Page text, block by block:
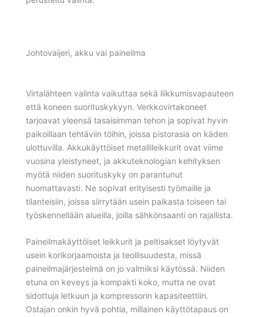
Johtovaijeri, akku vai paineilma
Virtalähteen valinta vaikuttaa sekä liikkumisvapauteen
että koneen suorituskykyyn. Verkkovirtakoneet
tarjoavat yleensä tasaisimman tehon ja sopivat hyvin
paikoillaan tehtäviin töihin, joissa pistorasia on käden
ulottuvilla. Akkukäyttöiset metallileikkurit ovat viime
vuosina yleistyneet, ja akkuteknologian kehityksen
myötä niiden suorituskyky on parantunut
huomattavasti. Ne sopivat erityisesti työmaille ja
tilanteisiin, joissa siirrytään usein paikasta toiseen tai
työskennellään alueilla, joilla sähkönsaanti on rajallista.
Paineilmakäyttöiset leikkurit ja peltisakset löytyvät
usein korikorjaamoista ja teollisuudesta, missä
paineilmajärjestelmä on jo valmiiksi käytössä. Niiden
etuna on keveys ja kompakti koko, mutta ne ovat
sidottuja letkuun ja kompressorin kapasiteettiin.
Ostajan onkin hyvä pohtia, millainen käyttötapaus on